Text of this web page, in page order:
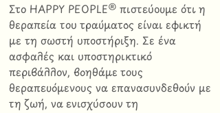
Στο HAPPY PEOPLE® πιστεύουμε ότι η
θεραπεία του τραύματος είναι εφικτή
με τη σωστή υποστήριξη. Σε ένα
ασφαλές και υποστηρικτικό
περιβάλλον, βοηθάμε τους
θεραπευόμενους να επανασυνδεθούν με
τη ζωή, να ενισχύσουν τη